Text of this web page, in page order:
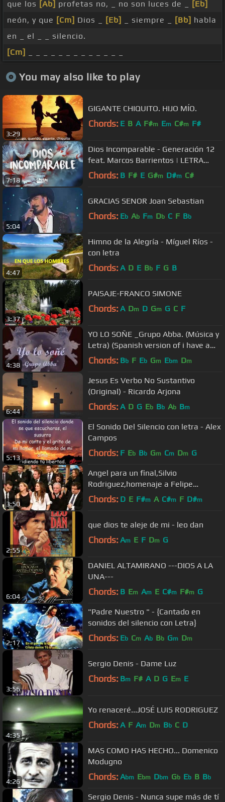
que los [Ab] profetas no, _ no son luces de _
[Eb]
neón, y que [Cm] Dios _ [Eb] _ siempre _ [Bb] habla
en _ el _ _ silencio.
[Cm]
You may also like to play
3:29
GIGANTE CHIQUITO. HIJO MÍO.
Chords: E B A F#m Em C#m F#
7:18
Dios Incomparable - Generación 12
feat. Marcos Barrientos | LETRA
#JuevesRetro
Chords: B F# E G#m D#m C#
5:04
GRACIAS SENOR Joan Sebastian
Chords: Eb Ab Fm Db C F Bb
4:47
Himno de la Alegría - Míguel Ríos -
con letra
Chords: A D E Bb F G B
3:37
PAISAJE-FRANCO SIMONE
Chords: A Dm D Gm G C F
4:38
YO LO SOÑE _Grupo Abba. (Música y
Letra) (Spanish version of i have a
dream)
Chords: Bb F Eb Gm Ebm Dm
6:44
Jesus Es Verbo No Sustantivo
(Original) - Ricardo Arjona
Chords: A D G Eb Bb Ab Bm
5:13
El Sonido Del Silencio con letra - Alex
Campos
Chords: F Eb Bb Gm Cm Dm G
3:50
Angel para un final,Silvio
Rodriguez,homenaje a Felipe
Camiroaga letra
Chords: D E F#m A C#m F D#m
2:55
que dios te aleje de mi - leo dan
Chords: Am E F Dm G
6:04
DANIEL ALTAMIRANO ---DIOS A LA
UNA---
Chords: B Em Am E C#m F#m G
2:17
"Padre Nuestro " - {Cantado en
sonidos del silencio con Letra}
Chords: Eb Cm Ab Bb Gm Dm
3:56
Sergio Denis - Dame Luz
Chords: Bm F# A D G Em E
4:35
Yo renaceré...JOSÉ LUIS RODRIGUEZ
Chords: A F Am Dm Bb C D
4:26
MAS COMO HAS HECHO... Domenico
Modugno
Chords: Abm Ebm Dbm Gb Eb B Bb
Sergio Denis - Nunca supe más de tí